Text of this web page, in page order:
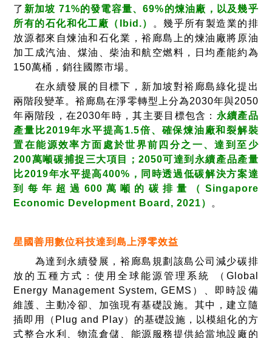
了 新加坡 71%的發電容量、69%的煉油廠，以及幾乎
所有的石化和化工廠（Ibid.）
。幾乎所有製造業的排
放源都來自煉油和石化業，裕廊島上的煉油廠將原油
加工成汽油、煤油、柴油和航空燃料，日均產能約為
150萬桶，銷往國際市場。
在永續發展的目標下，新加坡對裕廊島綠化提出
兩階段變革。裕廊島在淨零轉型上分為2030年與2050
年兩階段，在2030年時，其主要目標包含： 永續產品
產量比2019年水平提高1.5倍、確保煉油廠和裂解裝
置在能源效率方面處於世界前四分之一、達到至少
200萬噸碳捕捉三大項目；2050可達到永續產品產量
比2019年水平提高400%，同時透過低碳解決方案達
到每年超過600萬噸的碳排量（Singapore
Economic Development Board, 2021） 。
星國善用數位科技達到島上淨零效益
為達到永續發展，裕廊島規劃該島公司減少碳排
放的五種方式：使用全球能源管理系統 （Global
Energy Management System, GEMS）、即時設備
維護、主動冷卻、加強現有基礎設施。其中，建立隨
插即用（Plug and Play）的基礎設施，以模組化的方
式整合水利、物流倉儲、能源服務提供給當地設廠的